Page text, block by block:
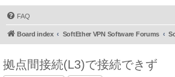
FAQ
Board index SoftEther VPN Software Forums
拠点間接続(L3)で接続できず